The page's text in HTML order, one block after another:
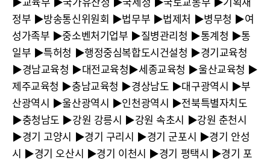
정부 ▶︎방송통신위원회 ▶︎법무부 ▶︎법제처 ▶︎병무청 ▶︎여
성가족부 ▶︎중소벤처기업부 ▶︎질병관리청 ▶︎통계청 ▶︎통
일부 ▶︎특허청 ▶︎행정중심복합도시건설청 ▶︎경기교육청
▶︎경남교육청 ▶︎대전교육청▶︎세종교육청 ▶︎울산교육청 ▶︎
제주교육청 ▶︎충남교육청 ▶︎경상남도 ▶︎대구광역시 ▶︎부
산광역시 ▶︎울산광역시 ▶︎인천광역시 ▶︎전북특별자치도
▶︎충청남도 ▶︎강원 강릉시 ▶︎강원 속초시 ▶︎강원 춘천시
▶︎경기 고양시 ▶︎경기 구리시 ▶︎경기 군포시 ▶︎경기 안성
시 ▶︎경기 오산시 ▶︎경기 이천시 ▶︎경기 평택시 ▶︎경기 포